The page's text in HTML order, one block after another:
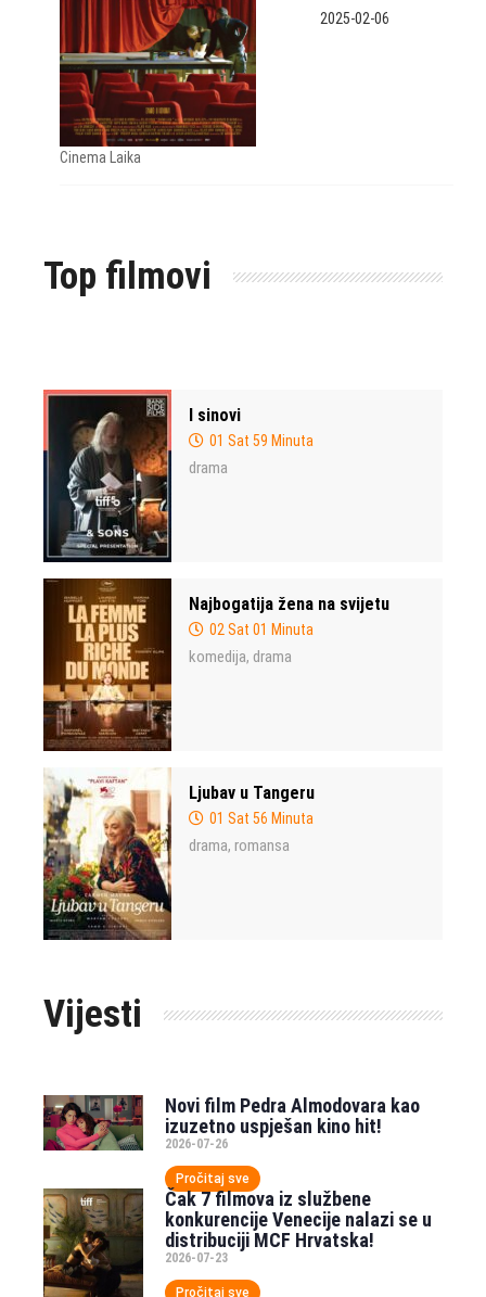
Cinema Laika
2025-02-06
Top filmovi
I sinovi
01 Sat 59 Minuta
drama
Najbogatija žena na svijetu
02 Sat 01 Minuta
komedija, drama
Ljubav u Tangeru
01 Sat 56 Minuta
drama, romansa
Vijesti
Novi film Pedra Almodovara kao
izuzetno uspješan kino hit!
2026-07-26
Pročitaj sve
Čak 7 filmova iz službene
konkurencije Venecije nalazi se u
distribuciji MCF Hrvatska!
2026-07-23
Pročitaj sve